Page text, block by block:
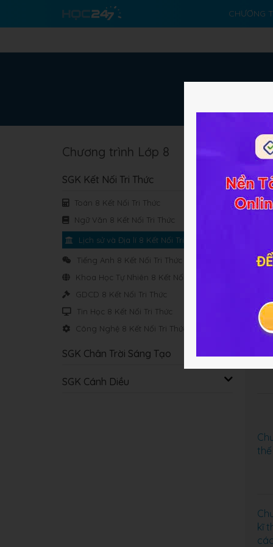
CHƯƠNG
Chương trình Lớp 8
SGK Kết Nối Tri Thức
Toán 8 Kết Nối Tri Thức
Ngữ Văn 8 Kết Nối Tri Thức
Lịch sử và Địa lí 8 Kết Nối Tri Thức
Tiếng Anh 8 Kết Nối Tri Thức
Khoa Học Tự Nhiên 8 Kết Nối Tri Thức
GDCD 8 Kết Nối Tri Thức
Tin Học 8 Kết Nối Tri Thức
Công Nghệ 8 Kết Nối Tri Thức
SGK Chân Trời Sáng Tạo
SGK Cánh Diều
kỉ
thế
kĩ